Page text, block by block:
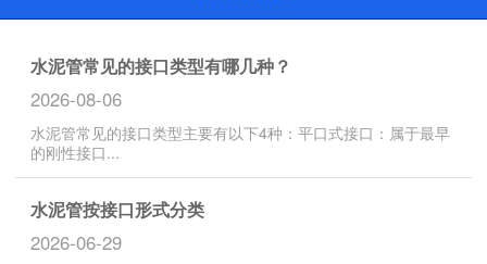
水泥管常见的接口类型有哪几种？
2026-08-06
水泥管常见的接口类型主要有以下4种：‌平口式接口‌：属于最早
的刚性接口...
水泥管按接口形式分类
2026-06-29